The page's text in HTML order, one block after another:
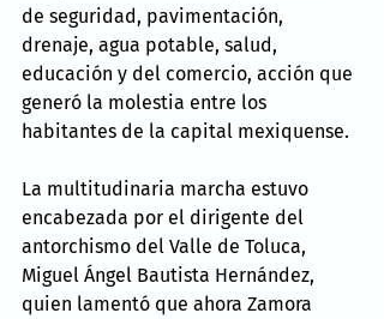
de seguridad, pavimentación,
drenaje, agua potable, salud,
educación y del comercio, acción que
generó la molestia entre los
habitantes de la capital mexiquense.
La multitudinaria marcha estuvo
encabezada por el dirigente del
antorchismo del Valle de Toluca,
Miguel Ángel Bautista Hernández,
quien lamentó que ahora Zamora